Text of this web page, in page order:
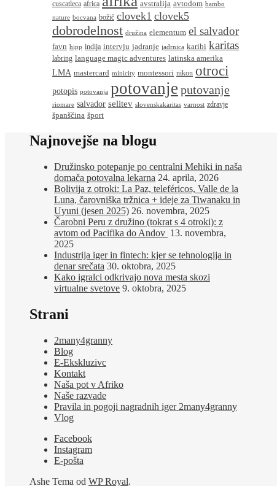
cuscatleca africa avstralija avtodom bambo
nature bocvana božič clovek1 clovek5
dobrodelnost družina elementum el salvador
favn hipp indija intervju jadranje jadrnica karibi karitas
labring language magic adventures latinska amerika
LMA mastercard minicity montessori nikon otroci
potopis potovanja potovanje putovanje
riomare salvador selitev slovenskakaritas varnost zdravje
španščina šport
Najnovejše na blogu
Družinsko potepanje po centralni Mehiki in naša
domača potovalna lekarna 24. aprila, 2026
Bolivija z otroki: La Paz, teleféricos, Valle de la
Luna, čarovniška tržnica + ideje za Tiwanaku in
Uyuni (jesen 2025) 26. novembra, 2025
Čarobni Peru z družino (tokrat s 4 otroki): z
avtom od Pacifika do Andov 13. novembra,
2025
Industrija iger in fintech: kjer se tehnologija in
denar srečata 30. oktobra, 2025
Kako igralci odkrivajo nova mesta skozi
virtualne svetove 9. oktobra, 2025
Strani
2many4granny
Blog
E-Ekskluzivc
Kontakt
Naša pot v Afriko
Naše razvade
Pravila in pogoji nagradnih iger 2many4granny
Vlog
Facebook
Instagram
E-pošta
Ashe Tema od WP Royal.